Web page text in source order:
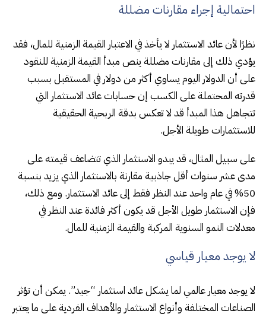
احتمالية إجراء مقارنات مضللة
نظرًا لأن عائد الاستثمار لا يأخذ في الاعتبار القيمة الزمنية للمال، فقد
يؤدي ذلك إلى مقارنات مضللة ينص مبدأ القيمة الزمنية للنقود
على أن الدولار اليوم يساوي أكثر من دولار في المستقبل بسبب
قدرته المحتملة على الكسب إن حسابات عائد الاستثمار التي
تتجاهل هذا المبدأ قد لا تعكس بدقة الربحية الحقيقية
للاستثمارات طويلة الأجل.
على سبيل المثال، قد يبدو الاستثمار الذي تتضاعف قيمته على
مدى عشر سنوات أقل جاذبية مقارنة بالاستثمار الذي يزيد بنسبة
50% في عام واحد عند النظر فقط إلى عائد الاستثمار. ومع ذلك،
فإن الاستثمار طويل الأجل قد يكون أكثر فائدة عند النظر في
معدلات النمو السنوية المركبة والقيمة الزمنية للمال.
لا يوجد معيار قياسي
لا يوجد معيار عالمي لما يشكل عائد استثمار “جيد”. يمكن أن تؤثر
الصناعات المختلفة وأنواع الاستثمار والأهداف الفردية على ما يعتبر